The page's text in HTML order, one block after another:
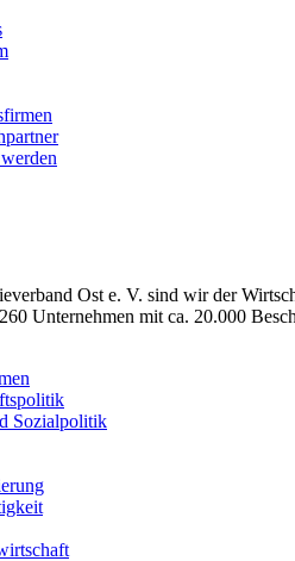
Ost e. V. sind wir der
Unternehmen mit ca. 20.000
Sozialpolitik